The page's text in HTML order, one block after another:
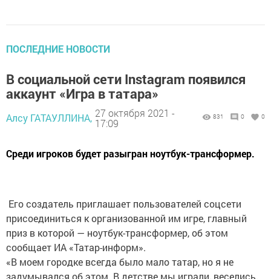
ПОСЛЕДНИЕ НОВОСТИ
В социальной сети Instagram появился
аккаунт «Игра в татара»
Алсу ГАТАУЛЛИНА, 27 октября 2021 -
17:09
831 0 0
Среди игроков будет разыгран ноутбук-трансформер.
Его создатель приглашает пользователей соцсети
присоединиться к организованной им игре, главный
приз в которой — ноутбук-трансформер, об этом
сообщает ИА «Татар-информ».
«В моем городке всегда было мало татар, но я не